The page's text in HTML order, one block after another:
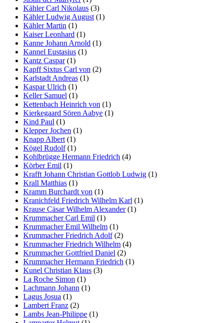
Kähler Carl Nikolaus (3)
Kähler Ludwig August (1)
Kähler Martin (1)
Kaiser Leonhard (1)
Kanne Johann Arnold (1)
Kannel Eustasius (1)
Kantz Caspar(1)
Kapff Sixtus Carl von (2)
Karlstadt Andreas (1)
Kaspar Ulrich (1)
Keller Samuel (1)
Kettenbach Heinrich von (1)
Kierkegaard Sören Aabye (1)
Kind Paul (1)
Klepper Jochen (1)
Knapp Albert (1)
Kögel Rudolf(1)
Kohlbrügge Hermann Friedrich (4)
Körber Emil (1)
Krafft Johann Christian Gottlob Ludwig (1)
Krall Matthias (1)
Kramm Burchardt von (1)
Kranichfeld Friedrich Wilhelm Karl (1)
Krause Cäsar Wilhelm Alexander(1)
Krummacher Carl Emil (1)
Krummacher Emil Wilhelm (1)
Krummacher Friedrich Adolf(2)
Krummacher Friedrich Wilhelm (4)
Krummacher Gottfried Daniel (2)
Krummacher Hermann Friedrich (1)
Kunel Christian Klaus (3)
La Roche Simon (1)
Lachmann Johann (1)
Lagus Josua (1)
Lambert Franz (2)
Lambs Jean-Philippe (1)